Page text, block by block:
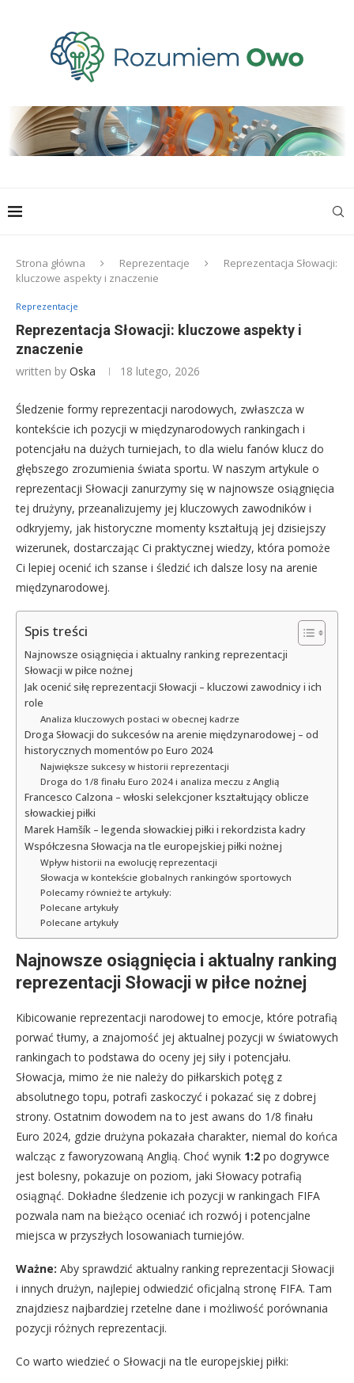
Strona główna Reprezentacje
Reprezentacja Słowacji:
kluczowe aspekty i znaczenie
Reprezentacje
Reprezentacja Słowacji: kluczowe aspekty i
znaczenie
written by Oska 18 lutego, 2026
Śledzenie formy reprezentacji narodowych, zwłaszcza w
kontekście ich pozycji w międzynarodowych rankingach i
potencjału na dużych turniejach, to dla wielu fanów klucz do
głębszego zrozumienia świata sportu. W naszym artykule o
reprezentacji Słowacji zanurzymy się w najnowsze osiągnięcia
tej drużyny, przeanalizujemy jej kluczowych zawodników i
odkryjemy, jak historyczne momenty kształtują jej dzisiejszy
wizerunek, dostarczając Ci praktycznej wiedzy, która pomoże
Ci lepiej ocenić ich szanse i śledzić ich dalsze losy na arenie
międzynarodowej.
Spis treści
Najnowsze osiągnięcia i aktualny ranking reprezentacji
Słowacji w piłce nożnej
Jak ocenić siłę reprezentacji Słowacji – kluczowi zawodnicy i ich
role
Analiza kluczowych postaci w obecnej kadrze
Droga Słowacji do sukcesów na arenie międzynarodowej – od
historycznych momentów po Euro 2024
Największe sukcesy w historii reprezentacji
Droga do 1/8 finału Euro 2024 i analiza meczu z Anglią
Francesco Calzona – włoski selekcjoner kształtujący oblicze
słowackiej piłki
Marek Hamšík – legenda słowackiej piłki i rekordzista kadry
Współczesna Słowacja na tle europejskiej piłki nożnej
Wpływ historii na ewolucję reprezentacji
Słowacja w kontekście globalnych rankingów sportowych
Polecamy również te artykuły:
Polecane artykuły
Polecane artykuły
Najnowsze osiągnięcia i aktualny ranking
reprezentacji Słowacji w piłce nożnej
Kibicowanie reprezentacji narodowej to emocje, które potrafią
porwać tłumy, a znajomość jej aktualnej pozycji w światowych
rankingach to podstawa do oceny jej siły i potencjału.
Słowacja, mimo że nie należy do piłkarskich potęg z
absolutnego topu, potrafi zaskoczyć i pokazać się z dobrej
strony. Ostatnim dowodem na to jest awans do 1/8 finału
Euro 2024, gdzie drużyna pokazała charakter, niemal do końca
walcząc z faworyzowaną Anglią. Choć wynik 1:2 po dogrywce
jest bolesny, pokazuje on poziom, jaki Słowacy potrafią
osiągnąć. Dokładne śledzenie ich pozycji w rankingach FIFA
pozwala nam na bieżąco oceniać ich rozwój i potencjalne
miejsca w przyszłych losowaniach turniejów.
Ważne: Aby sprawdzić aktualny ranking reprezentacji Słowacji
i innych drużyn, najlepiej odwiedzić oficjalną stronę FIFA. Tam
znajdziesz najbardziej rzetelne dane i możliwość porównania
pozycji różnych reprezentacji.
Co warto wiedzieć o Słowacji na tle europejskiej piłki: